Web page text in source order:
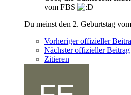
vom FBS
Du meinst den 2. Geburtstag
Vorheriger offizieller
Nächster offizieller Beitrag
Zitieren